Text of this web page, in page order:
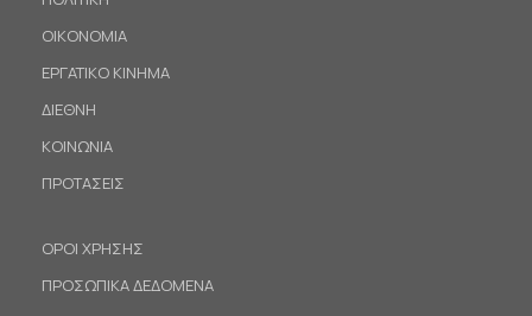
ΟΙΚΟΝΟΜΙΑ
ΕΡΓΑΤΙΚΟ ΚΙΝΗΜΑ
ΔΙΕΘΝΗ
ΚΟΙΝΩΝΙΑ
ΠΡΟΤΑΣΕΙΣ
ΟΡΟΙ ΧΡΗΣΗΣ
ΠΡΟΣΩΠΙΚΑ ΔΕΔΟΜΕΝΑ